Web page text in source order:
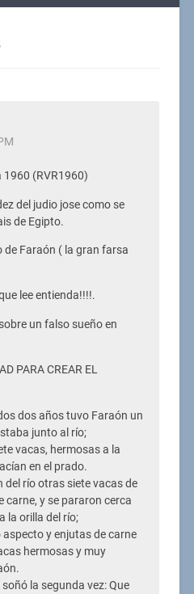
1960 (RVR1960)
del judio jose como se
de Egipto.
Faraón ( la gran farsa
que lee entienda!!!!.
un falso sueño en
PARA CREAR EL
dos años tuvo Faraón un
junto al río;
vacas, hermosas a la
en el prado.
del río otras siete vacas de
carne, y se pararon cerca
la orilla del río;
y enjutas de carne
hermosas y muy
la segunda vez: Que